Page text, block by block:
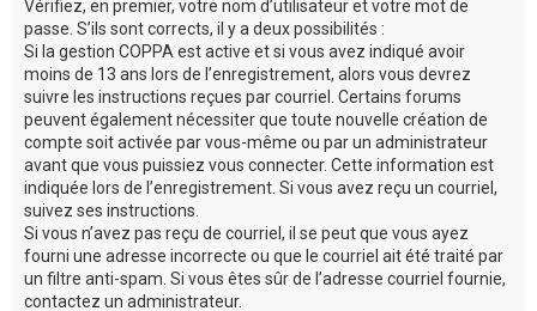
Vérifiez, en premier, votre nom d’utilisateur et votre mot de
passe. S’ils sont corrects, il y a deux possibilités :
Si la gestion COPPA est active et si vous avez indiqué avoir
moins de 13 ans lors de l’enregistrement, alors vous devrez
suivre les instructions reçues par courriel. Certains forums
peuvent également nécessiter que toute nouvelle création de
compte soit activée par vous-même ou par un administrateur
avant que vous puissiez vous connecter. Cette information est
indiquée lors de l’enregistrement. Si vous avez reçu un courriel,
suivez ses instructions.
Si vous n’avez pas reçu de courriel, il se peut que vous ayez
fourni une adresse incorrecte ou que le courriel ait été traité par
un filtre anti-spam. Si vous êtes sûr de l’adresse courriel fournie,
contactez un administrateur.